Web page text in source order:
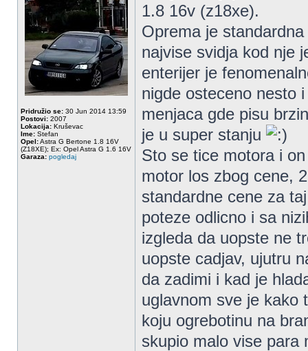
Pridružio se: 30 Jun 2014 13:59
Postovi: 2007
Lokacija: Kruševac
Ime: Stefan
Opel:Astra G Bertone 1.8 16V
(Z18XE); Ex: Opel Astra G 1.6 16V
Garaza: pogledaj
1.8 16v (z18xe).
Oprema je
najvise svidja kod nje
enterijer je
nigde osteceno nesto
menjaca gde pisu
je u super stanju
Sto se tice motora i
motor los zbog cene,
standardne cene za
poteze odlicno i sa
izgleda da uopste ne
uopste cadjav, ujutru
da zadimi i kad je
uglavnom sve je
koju ogrebotinu na
skupio malo vise para